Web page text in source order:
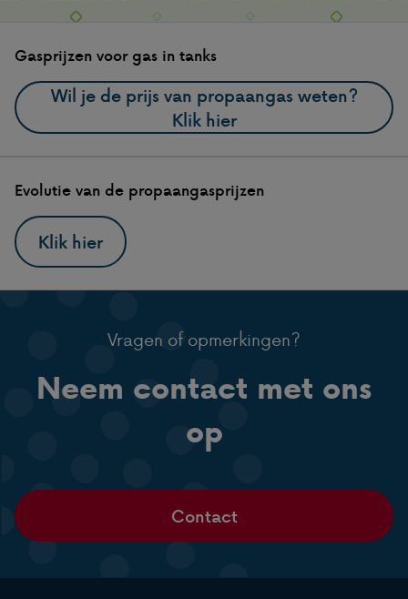
Gasprijzen voor gas in tanks
Wil je de prijs van propaangas weten?
Klik hier
Evolutie van de propaangasprijzen
Klik hier
Vragen of opmerkingen?
Neem contact met ons
op
Contact